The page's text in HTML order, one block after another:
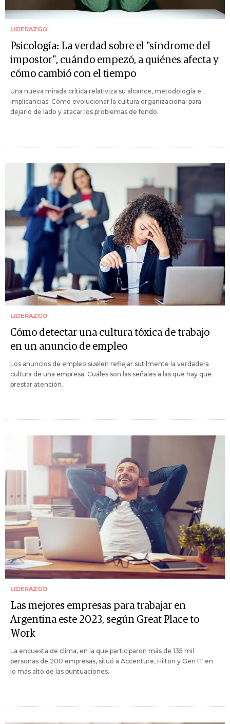
LIDERAZGO
Psicología: La verdad sobre el "síndrome del
impostor", cuándo empezó, a quiénes afecta y
cómo cambió con el tiempo
Una nueva mirada crítica relativiza su alcance, metodología e
implicancias. Cómo evolucionar la cultura organizacional para
dejarlo de lado y atacar los problemas de fondo.
LIDERAZGO
Cómo detectar una cultura tóxica de trabajo
en un anuncio de empleo
Los anuncios de empleo suelen reflejar sutilmente la verdadera
cultura de una empresa. Cuáles son las señales a las que hay que
prestar atención.
LIDERAZGO
Las mejores empresas para trabajar en
Argentina este 2023, según Great Place to
Work
La encuesta de clima, en la que participaron más de 135 mil
personas de 200 empresas, situó a Accenture, Hilton y Gen IT en
lo más alto de las puntuaciones.